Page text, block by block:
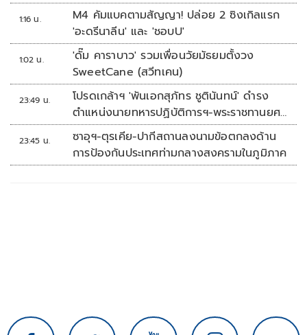
1:16 น.
M4 คัมแบคตามสัญญา! ปล่อย 2 ซิงเกิลแรก
'อะดรีนาลีน' และ 'ชอบU'
1:02 น.
'ดั๊ม คาราบาว' รวมเพื่อนวัยมัธยมตั้งวง
SweetCane (สวีทเคน)
23:49 น.
โปรดเกล้าฯ 'พันเอกสุภัทร ชูตินันทน์' ดำรง
ตำแหน่งนายทหารปฏิบัติการฯ-พระราชทานยศ
'พลตรี'
23:45 น.
ซาอุฯ-ตุรเคีย-ปากีสถานลงนามข้อตกลงด้าน
การป้องกันประเทศท่ามกลางสงครามในภูมิภาค